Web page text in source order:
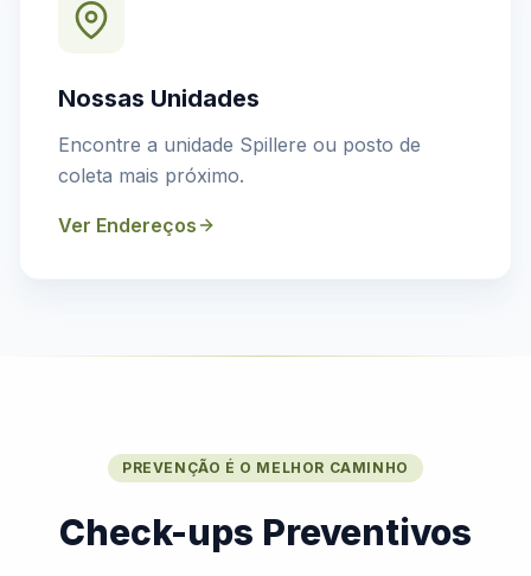
Nossas Unidades
Encontre a unidade Spillere ou posto de
coleta mais próximo.
Ver Endereços
PREVENÇÃO É O MELHOR CAMINHO
Check-ups Preventivos